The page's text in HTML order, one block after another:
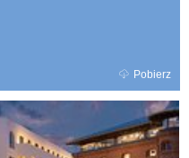
Pobierz